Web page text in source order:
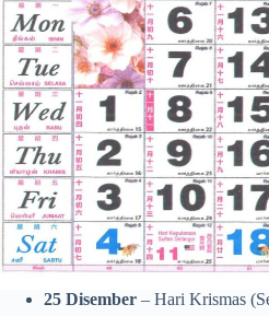
25 Disember – Hari Krismas